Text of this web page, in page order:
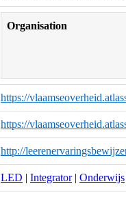
Organisation
https://
https://
http://
LED | Integrator| Onderwijs